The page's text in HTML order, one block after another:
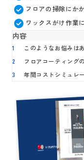
フロアの掃除にか
ワックスがけ作業
内容
1
このようなお悩みは
2
フロアコーティング
3
年間コストシミュレ